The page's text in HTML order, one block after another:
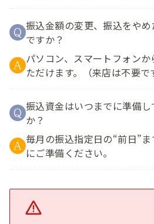
振込金額の変更、振込をや
ですか？
パソコン、スマートフォン
ただけます。（来店は不要で
振込資金はいつまでに準備
か？
毎月の振込指定日の“前日”
にご準備ください。